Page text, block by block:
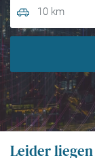
10 km
Leider